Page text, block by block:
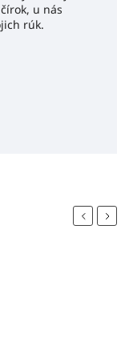
u nás
rúk.
Previous
Next